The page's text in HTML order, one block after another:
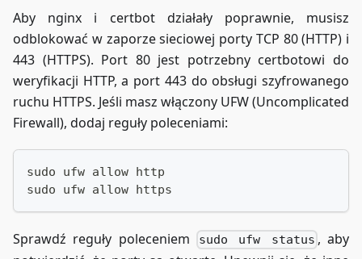
    image: nginx:latest
    ports:
      - "80:80"
      - "443:443"
    volumes:
      - ./nginx/conf:/etc/nginx/conf.d
      - ./nginx/inc:/etc/nginx/inc
      - ./nginx/ssl:/etc/nginx/ssl
      - ./nginx/certbot/www:/var/www/certbot
      - ./nginx/certbot/conf:/etc/letsencrypt
    depends_on:
  certbot:
Aby nginx i certbot działały poprawnie, musisz
odblokować w zaporze sieciowej porty TCP 80 (HTTP) i
443 (HTTPS). Port 80 jest potrzebny certbotowi do
weryfikacji HTTP, a port 443 do obsługi szyfrowanego
ruchu HTTPS. Jeśli masz włączony UFW (Uncomplicated
Firewall), dodaj reguły poleceniami:
sudo ufw allow http
sudo ufw allow https
Sprawdź reguły poleceniem sudo ufw status , aby